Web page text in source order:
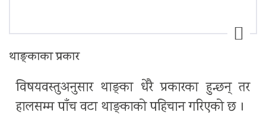
थाङ्काका प्रकार
विषयवस्तुअनुसार थाङ्का धेरै प्रकारका हुन्छन् तर
हालसम्म पाँच वटा थाङ्काको पहिचान गरिएको छ ।